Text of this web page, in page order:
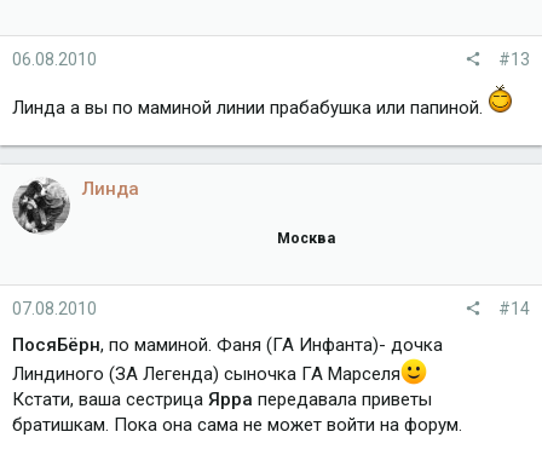
06.08.2010 #13
Линда а вы по маминой линии прабабушка или папиной.
Линда
Москва
07.08.2010 #14
ПосяБёрн, по маминой. Фаня (ГА Инфанта)- дочка
Линдиного (ЗА Легенда) сыночка ГА Марселя
Кстати, ваша сестрица Ярра передавала приветы
братишкам. Пока она сама не может войти на форум.